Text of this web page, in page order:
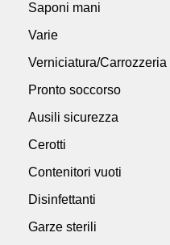
Saponi mani
Varie
Verniciatura/Carrozzeria
Pronto soccorso
Ausili sicurezza
Cerotti
Contenitori vuoti
Disinfettanti
Garze sterili